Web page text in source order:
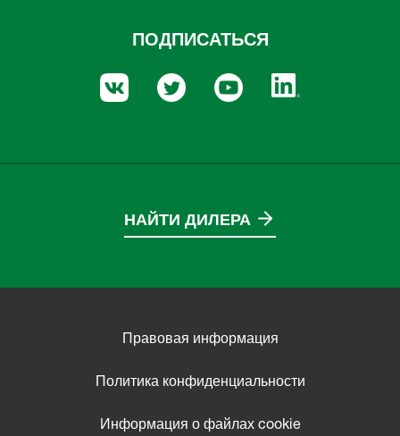
ПОДПИСАТЬСЯ
НАЙТИ ДИЛЕРА
Правовая информация
Политика конфиденциальности
Информация о файлах cookie